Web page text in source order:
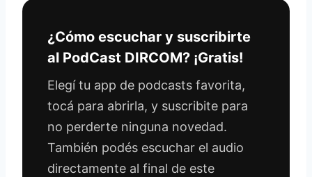
¿Cómo escuchar y suscribirte
al PodCast DIRCOM? ¡Gratis!
Elegí tu app de podcasts favorita,
tocá para abrirla, y suscribite para
no perderte ninguna novedad.
También podés escuchar el audio
directamente al final de este